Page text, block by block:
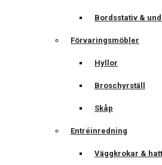
Bordsstativ &
Förvaringsmöbler
Hyllor
Broschyrställ
Skåp
Entréinredning
Väggkrokar &